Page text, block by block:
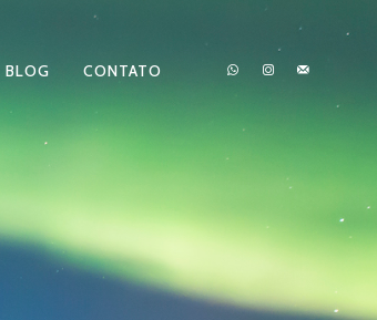
BLOG CONTATO